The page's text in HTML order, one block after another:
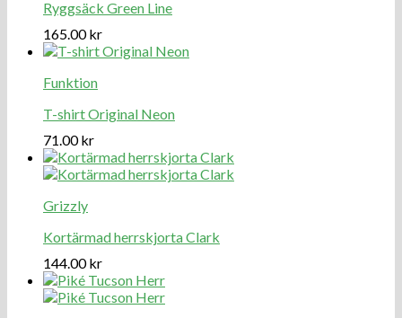
Ryggsäck Green Line
165.00kr
Funktion
T-shirt Original Neon
71.00kr
Grizzly
Kortärmad herrskjorta Clark
144.00kr